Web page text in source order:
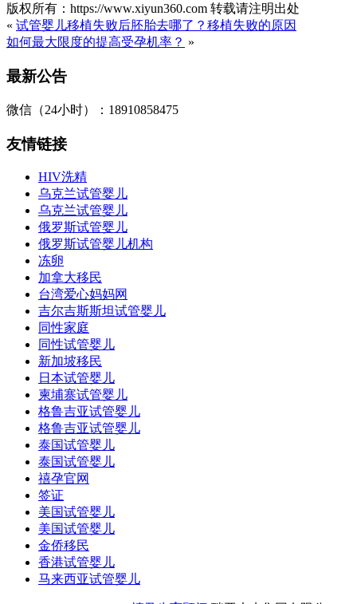
版权所有：https://www.xiyun360.com 转载请注明出处
« 试管婴儿移植失败后胚胎去哪了？移植失败的原因
如何最大限度的提高受孕机率？ »
最新公告
微信（24小时）：18910858475
友情链接
HIV洗精
乌克兰试管婴儿
乌克兰试管婴儿
俄罗斯试管婴儿
俄罗斯试管婴儿机构
冻卵
加拿大移民
台湾爱心妈妈网
吉尔吉斯斯坦试管婴儿
同性家庭
同性试管婴儿
新加坡移民
日本试管婴儿
柬埔寨试管婴儿
格鲁吉亚试管婴儿
格鲁吉亚试管婴儿
泰国试管婴儿
泰国试管婴儿
禧孕官网
签证
美国试管婴儿
美国试管婴儿
金侨移民
香港试管婴儿
马来西亚试管婴儿